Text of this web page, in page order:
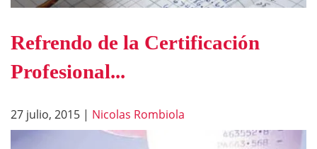
Refrendo de la Certificación
Profesional...
27 julio, 2015 | Nicolas Rombiola